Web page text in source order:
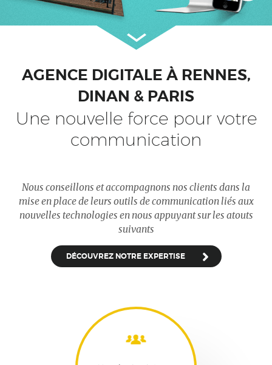
AGENCE DIGITALE À RENNES,
DINAN & PARIS
Une nouvelle force pour votre
communication
Nous conseillons et accompagnons nos clients dans la
mise en place de leurs outils de communication liés aux
nouvelles technologies en nous appuyant sur les atouts
suivants
DÉCOUVREZ NOTRE EXPERTISE